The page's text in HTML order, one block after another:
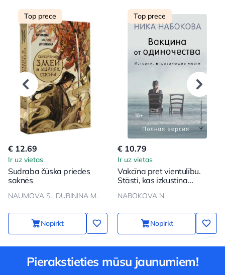
Top prece
€ 12.69
Ir uz vietas
Sudraba čūska priedes
saknēs
NAUMOVA S., DUBININA M.
Nopirkt
Top prece
€ 10.79
Ir uz vietas
Vakcīna pret vientulību.
Stāsti, kas izkustina
NABOKOVA N.
Nopirkt
Pierakstieties mūsu jaunumiem!